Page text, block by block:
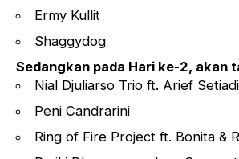
Ermy Kullit
Shaggydog
Sedangkan pada Hari ke-2, akan
Nial Djuliarso Trio ft. Arief Setiadi
Peni Candrarini
Ring of Fire Project ft. Bonita &